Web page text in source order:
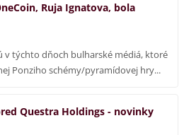
Ruja Ignatova, bola
v týchto dňoch bulharské médiá, ktoré
Ponziho schémy/pyramídovej hry...
Questra Holdings - novinky